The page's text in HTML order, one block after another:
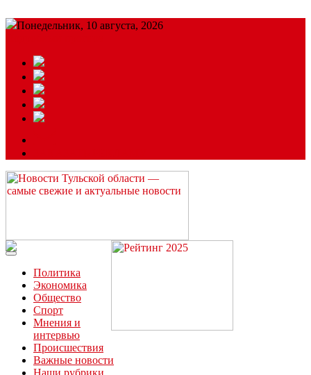
Понедельник, 10 августа, 2026
Читайте последние новости дня в Тульской области на сайте
“ЗаНовомосковск”
Политика
Экономика
Общество
Спорт
Мнения и
интервью
Происшествия
Важные новости
Наши рубрики